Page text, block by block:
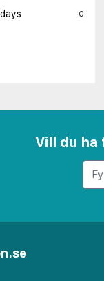
0
Vill du ha